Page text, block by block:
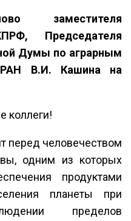
заместителя
Председателя
Думы по аграрным
РАН В.И. Кашина на
коллеги!
перед человечеством
одним из которых
продуктами
планеты при
пределов